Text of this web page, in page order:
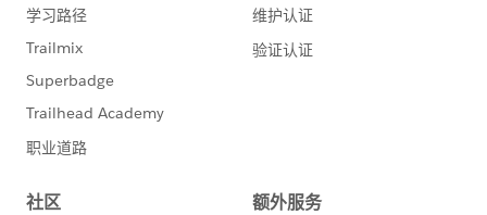
mmunity/code-of-conduct
http://investor.salesforce.com/about-
statements/default.aspx